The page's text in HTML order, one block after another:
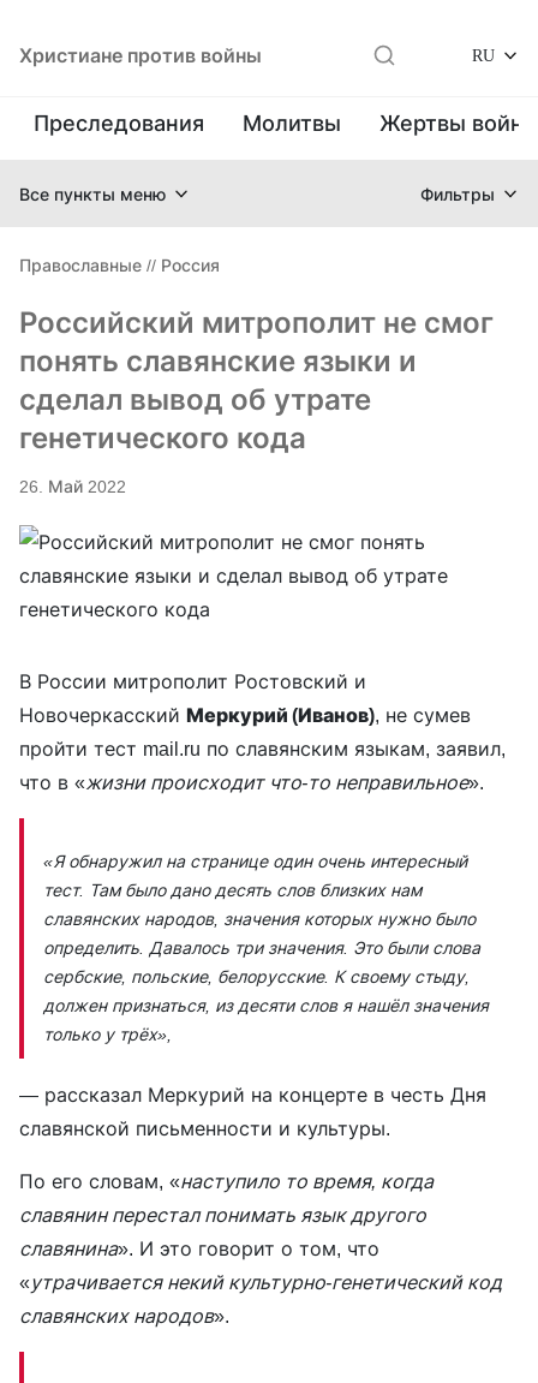
Христиане против войны RU
Преследования Молитвы Жертвы
Все пункты меню Фильтры
Православные // Россия
Российский митрополит не смог
понять славянские языки и
сделал вывод об утрате
генетического кода
26. Май 2022
В России митрополит Ростовский и
Новочеркасский Меркурий (Иванов), не сумев
пройти тест mail.ru по славянским языкам, заявил,
что в «жизни происходит что-то неправильное».
«Я обнаружил на странице один очень интересный
тест. Там было дано десять слов близких нам
славянских народов, значения которых нужно было
определить. Давалось три значения. Это были слова
сербские, польские, белорусские. К своему стыду,
должен признаться, из десяти слов я нашёл значения
только у трёх»,
— рассказал Меркурий на концерте в честь Дня
славянской письменности и культуры.
По его словам, «наступило то время, когда
славянин перестал понимать язык другого
славянина». И это говорит о том, что
«утрачивается некий культурно-генетический код
славянских народов».